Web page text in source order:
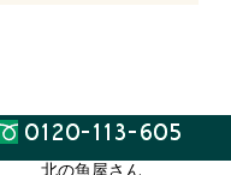
北の魚屋さん